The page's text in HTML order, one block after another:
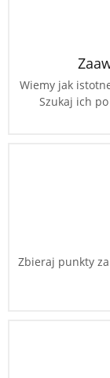
Wiemy jak
Szukaj ich
Zbieraj punkty